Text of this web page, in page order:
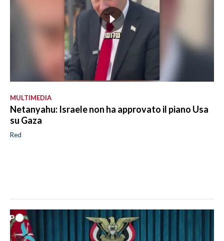
MULTIMEDIA
Netanyahu: Israele non ha approvato il piano Usa
su Gaza
Red